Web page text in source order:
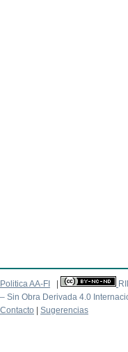
Politica AA-FI
– Sin Obra Derivada 4.0
Contacto
Sugerencias